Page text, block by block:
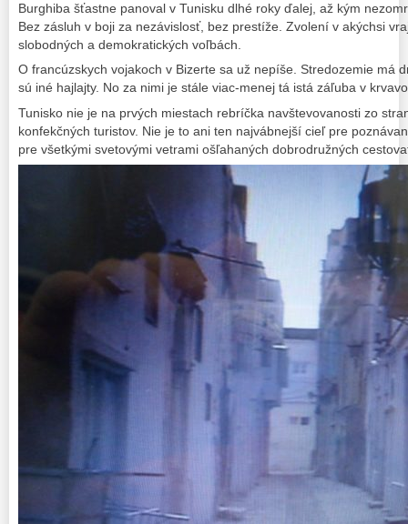
Burghiba šťastne panoval v Tunisku dlhé roky ďalej, až kým
Bez zásluh v boji za nezávislosť, bez prestíže. Zvolení v akýchsi
slobodných a demokratických voľbách.
O francúzskych vojakoch v Bizerte sa už nepíše. Stredozemie má
sú iné hajlajty. No za nimi je stále viac-menej tá istá záľuba v
Tunisko nie je na prvých miestach rebríčka navštevovanosti zo
konfekčných turistov. Nie je to ani ten najvábnejší cieľ pre
pre všetkými svetovými vetrami ošľahaných dobrodružných